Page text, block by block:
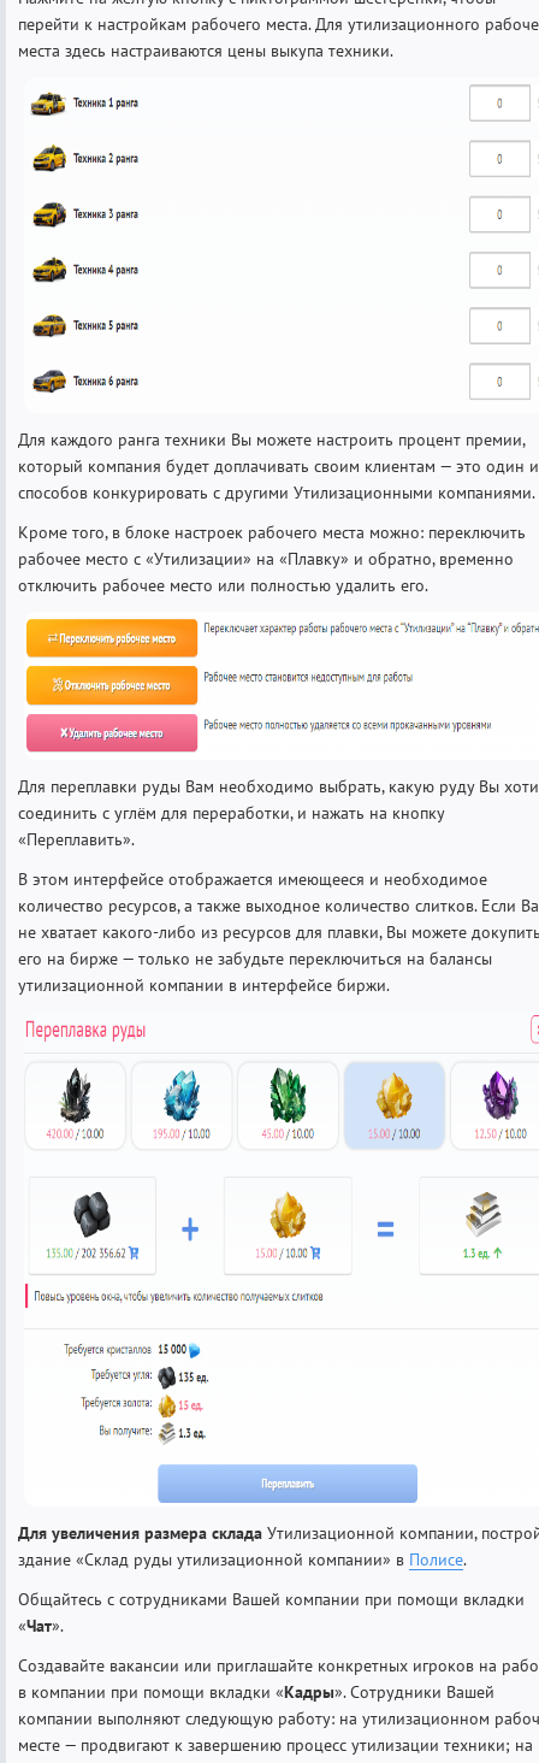
перейти к настройкам рабочего места. Для утилизационного
места здесь настраиваются цены выкупа техники.
Для каждого ранга техники Вы можете настроить процент премии,
который компания будет доплачивать своим клиентам — это один
способов конкурировать с другими Утилизационными компаниями.
Кроме того, в блоке настроек рабочего места можно: переключить
рабочее место с «Утилизации» на «Плавку» и обратно, временно
отключить рабочее место или полностью удалить его.
Для переплавки руды Вам необходимо выбрать, какую руду Вы
соединить с углём для переработки, и нажать на кнопку
«Переплавить».
В этом интерфейсе отображается имеющееся и необходимое
количество ресурсов, а также выходное количество слитков. Если
не хватает какого-либо из ресурсов для плавки, Вы можете
его на бирже — только не забудьте переключиться на балансы
утилизационной компании в интерфейсе биржи.
Для увеличения размера склада Утилизационной компании,
здание «Склад руды утилизационной компании» в Полисе.
Общайтесь с сотрудниками Вашей компании при помощи вкладки
«Чат».
Создавайте вакансии или приглашайте конкретных игроков на
в компании при помощи вкладки «Кадры». Сотрудники Вашей
компании выполняют следующую работу: на утилизационном
месте — продвигают к завершению процесс утилизации техники; на